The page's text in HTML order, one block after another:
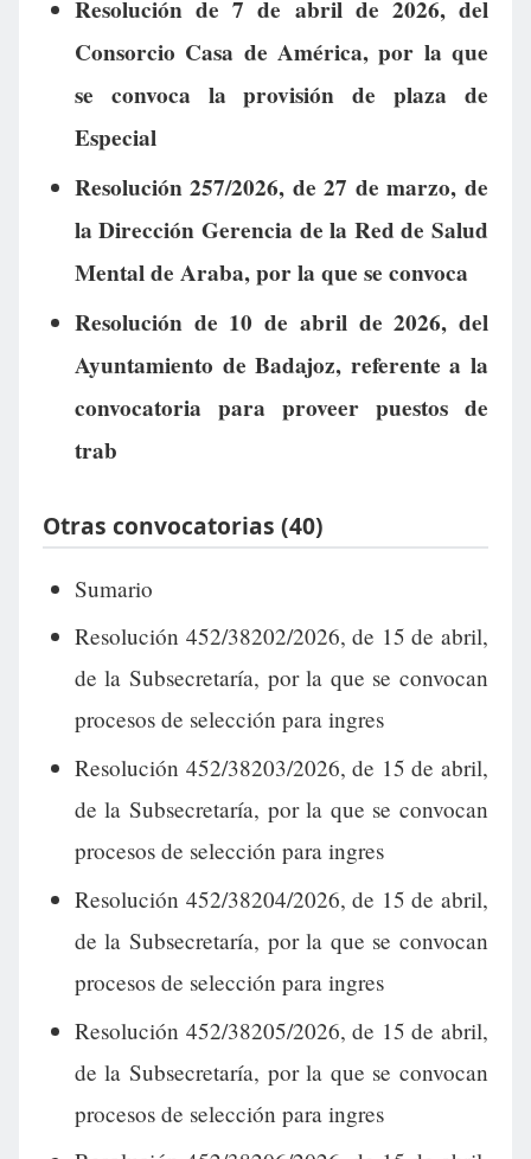
Resolución de 7 de abril de 2026, del
Consorcio Casa de América, por la que
se convoca la provisión de plaza de
Especial
Resolución 257/2026, de 27 de marzo, de
la Dirección Gerencia de la Red de Salud
Mental de Araba, por la que se convoca
Resolución de 10 de abril de 2026, del
Ayuntamiento de Badajoz, referente a la
convocatoria para proveer puestos de
trab
Otras convocatorias (40)
Sumario
Resolución 452/38202/2026, de 15 de abril,
de la Subsecretaría, por la que se convocan
procesos de selección para ingres
Resolución 452/38203/2026, de 15 de abril,
de la Subsecretaría, por la que se convocan
procesos de selección para ingres
Resolución 452/38204/2026, de 15 de abril,
de la Subsecretaría, por la que se convocan
procesos de selección para ingres
Resolución 452/38205/2026, de 15 de abril,
de la Subsecretaría, por la que se convocan
procesos de selección para ingres